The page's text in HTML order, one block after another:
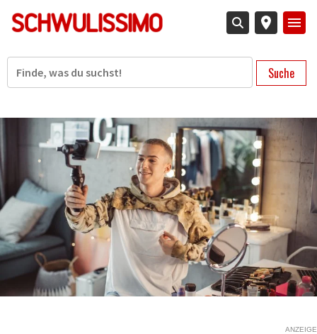
zum
Inhalt
Suche
ANZEIGE